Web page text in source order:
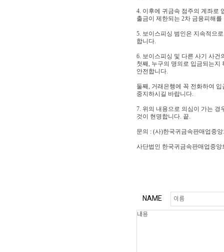
4. 이후에 귀금속 점주의 계좌로
출금이 제한되는 2차 금융피해를
5. 보이스피싱 범인은 지속적으
합니다.
6. 보이스피싱 및 다른 사기 사건
첫째, 누구의 명의로 입금되는지
안전합니다.
둘째, 거래은행에 꼭 전화하여
중지하시길 바랍니다.
7. 위의 내용으로 의심이 가는
것이 현명합니다. 끝.
문의 : (사)한국귀금속판매업중앙
사단법인 한국귀금속판매업중앙
NAME